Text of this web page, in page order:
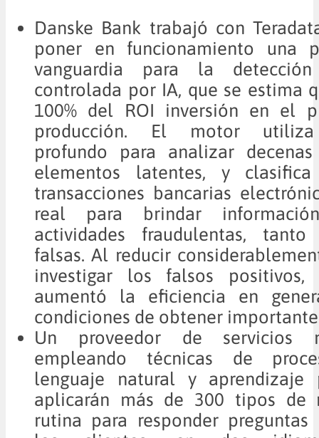
Danske Bank trabajó con
poner en funcionamiento una
vanguardia para la
controlada por IA, que se estima
100% del ROI inversión en el
producción. El motor utiliza
profundo para analizar
elementos latentes, y
transacciones bancarias
real para brindar
actividades fraudulentas,
falsas. Al reducir
investigar los falsos positivos,
aumentó la eficiencia en
condiciones de obtener
Un proveedor de servicios
empleando técnicas de
lenguaje natural y aprendizaje
aplicarán más de 300 tipos de
rutina para responder preguntas